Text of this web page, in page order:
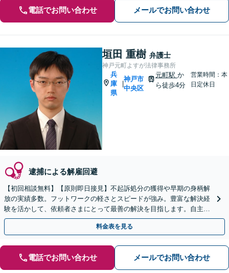
電話でお問い合わせ メールでお問い合わせ
垣田 重樹 弁護士
神戸元町よすが法律事務所
兵
庫
県
神戸市
中央区
元町駅 か
ら徒歩4分
営業時間：本
日定休日
逮捕による解雇回避
【初回相談無料】【原則即日接見】不起訴処分の獲得や早期の身柄解
放の実績多数。フットワークの軽さとスピードが強み。豊富な解決経
験を活かして、依頼者さまにとって最善の解決を目指します。自主同
行サポートにも対応【元町駅4分】【夜間・休日相談可】
料金表を見る
電話でお問い合わせ メールでお問い合わせ